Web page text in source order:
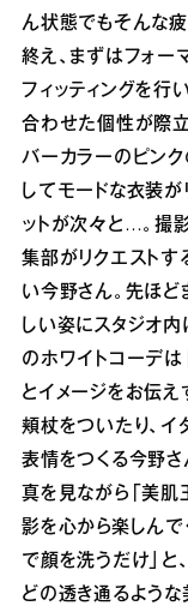
ん状態でもそんな
終え、まずはフォー
フィッティングを行
合わせた個性が際立
バーカラーのピンク
してモードな衣装が
ットが次々と…。撮
集部がリクエストす
い今野さん。先ほど
しい姿にスタジオ
のホワイトコーデは
とイメージをお伝え
頬杖をついたり、イ
表情をつくる今野さ
真を見ながら「美肌
影を心から楽しんで
で顔を洗うだけ」と
どの透き通るような